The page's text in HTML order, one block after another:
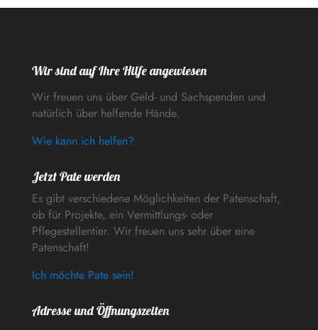
Wir sind auf Ihre Hilfe angewiesen
Wir freuen uns über Geld- und Sachspenden und
natürlich über helfende Hände.
Wie kann ich helfen?
Jetzt Pate werden
Es gibt verschiedene Möglichkeiten der Patenschaft,
ob für Projekte, ein Vermittlungs- oder
Pflegestellentier. Wir freuen uns sehr über eine
Patenschaft!
Ich möchte Pate sein!
Adresse und Öffnungszeiten